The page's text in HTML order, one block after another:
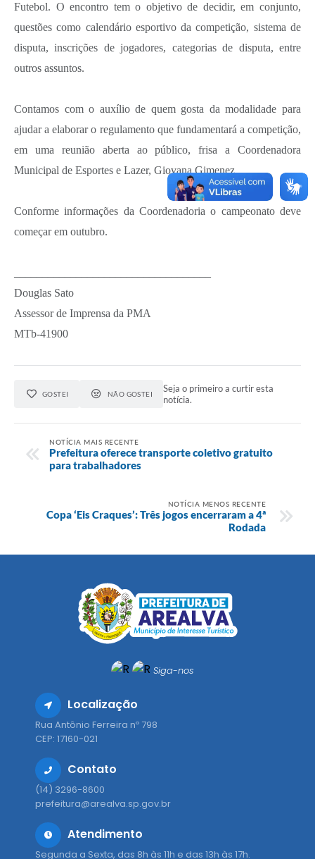
Futebol. O encontro tem o objetivo de decidir, em conjunto,
questões como calendário esportivo da competição, sistema de
disputa, inscrições de jogadores, categorias de disputa, entre
outros assuntos.
Contamos com o auxílio de quem gosta da modalidade para
ajudar a elaborar o regulamento que fundamentará a competição,
em uma reunião aberta ao público, frisa a Coordenadora
Municipal de Esportes e Lazer, Giovana Gimenez.
Conforme informações da Coordenadoria o campeonato deve
começar em outubro.
Douglas Sato
Assessor de Imprensa da PMA
MTb-41900
GOSTEI NÃO GOSTEI
Seja o primeiro a curtir esta
notícia.
NOTÍCIA MAIS RECENTE
Prefeitura oferece transporte coletivo gratuito
para trabalhadores
NOTÍCIA MENOS RECENTE
Copa ‘Eis Craques’: Três jogos encerraram a 4ª
Rodada
Siga-nos
Localização
Rua Antônio Ferreira nº 798
CEP: 17160-021
Contato
(14) 3296-8600
prefeitura@arealva.sp.gov.br
Atendimento
Segunda a Sexta, das 8h às 11h e das 13h às 17h.